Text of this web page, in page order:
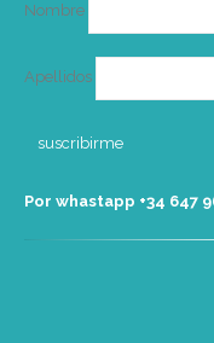
Nombre
Apellidos
Por whastapp +34 ‭647